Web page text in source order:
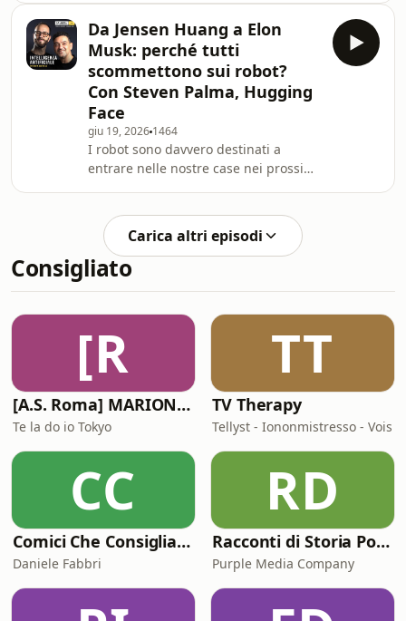
americana in una delle tec
esplorare il ruolo crescente
dell’Intelligenza Artificiale in
anestesia, terapia intensiva e terapia
del dolore. La SIAARTI (Società
Italiana di Anestesia, Analgesia,
Rianimazione e Terapia Intensiva)
rappresenta migliaia di specialisti
italiani impegnat
Da Jensen Huang a Elon
Musk: perché tutti
scommettono sui robot?
Con Steven Palma, Hugging
Face
giu 19, 2026 1464
I robot sono davvero destinati a
entrare nelle nostre case nei prossimi
Semplice, Pasquale Viscanti intervista
Steven Palma, Tech Lead di Hugging
Face, per capire a che punto siamo
nella corsa alla robotica intelligente e
Artificiale nel portare i robot dal
laboratorio alla vita quotidiana.Parli
Carica altri episodi
Consigliato
[R
[A.S. Roma] MARIONE - Il portale della ControInformazione GialloRossa
Te la do io Tokyo
TT
TV Therapy
Tellyst - Iononmistresso - Vois
CC
Comici Che Consigliano Cose
Daniele Fabbri
RD
Racconti di Storia Podcast
Purple Media Company